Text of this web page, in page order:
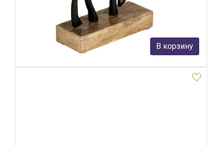
1 290 руб.
В наличии Более 10
В корзину